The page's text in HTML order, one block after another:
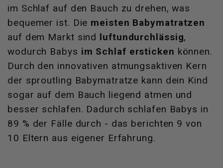
im Schlaf auf den Bauch zu drehen, was
bequemer ist. Die meisten Babymatratzen
auf dem Markt sind luftundurchlässig,
wodurch Babys im Schlaf ersticken können.
Durch den innovativen atmungsaktiven Kern
der sproutling Babymatratze kann dein Kind
sogar auf dem Bauch liegend atmen und
besser schlafen. Dadurch schlafen Babys in
89 % der Fälle durch - das berichten 9 von
10 Eltern aus eigener Erfahrung.